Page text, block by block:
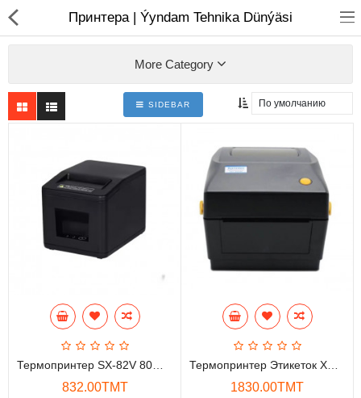
Ноутбуки
Моноблоки
Копмлектующие для ПК
Компьютерные аксесуары
Принтера
Накопители данных
Принтера | Ýyndam Tehnika Dünýäsi
More Category
SIDEBAR
832.00TMT 1830.00TMT